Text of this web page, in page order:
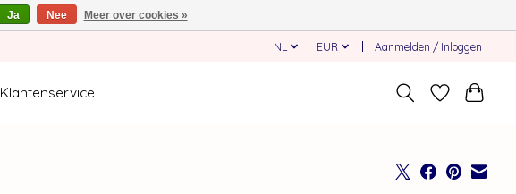
NL EUR Aanmelden / Inloggen
Klantenservice
Ja Nee Meer over cookies »